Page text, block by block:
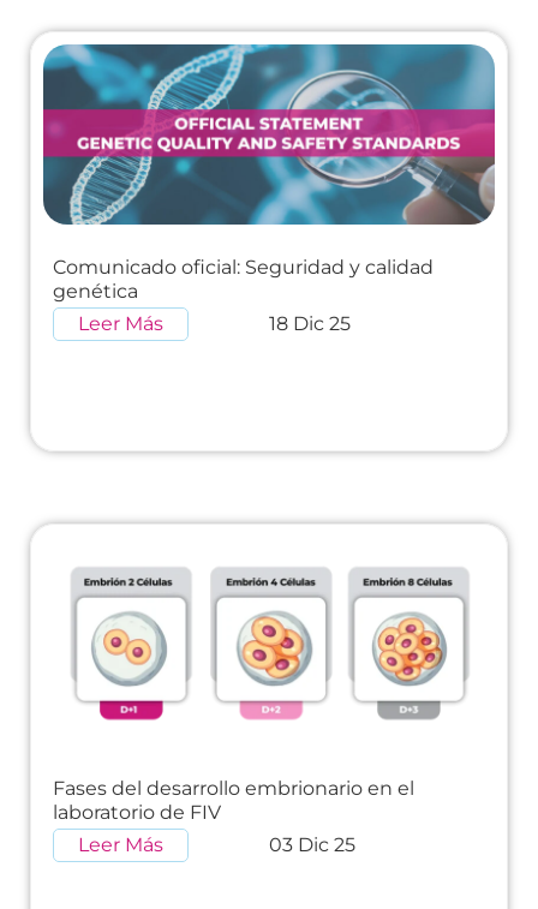
Comunicado oficial: Seguridad y calidad
genética
Leer Más
18 Dic 25
Fases del desarrollo embrionario en el
laboratorio de FIV
Leer Más
03 Dic 25